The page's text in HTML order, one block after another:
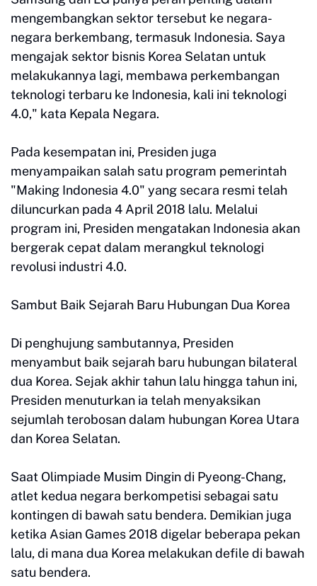
mengembangkan sektor tersebut ke negara-
negara berkembang, termasuk Indonesia. Saya
mengajak sektor bisnis Korea Selatan untuk
melakukannya lagi, membawa perkembangan
teknologi terbaru ke Indonesia, kali ini teknologi
4.0," kata Kepala Negara.
Pada kesempatan ini, Presiden juga
menyampaikan salah satu program pemerintah
"Making Indonesia 4.0" yang secara resmi telah
diluncurkan pada 4 April 2018 lalu. Melalui
program ini, Presiden mengatakan Indonesia akan
bergerak cepat dalam merangkul teknologi
revolusi industri 4.0.
Sambut Baik Sejarah Baru Hubungan Dua Korea
Di penghujung sambutannya, Presiden
menyambut baik sejarah baru hubungan bilateral
dua Korea. Sejak akhir tahun lalu hingga tahun ini,
Presiden menuturkan ia telah menyaksikan
sejumlah terobosan dalam hubungan Korea Utara
dan Korea Selatan.
Saat Olimpiade Musim Dingin di Pyeong-Chang,
atlet kedua negara berkompetisi sebagai satu
kontingen di bawah satu bendera. Demikian juga
ketika Asian Games 2018 digelar beberapa pekan
lalu, di mana dua Korea melakukan defile di bawah
satu bendera.